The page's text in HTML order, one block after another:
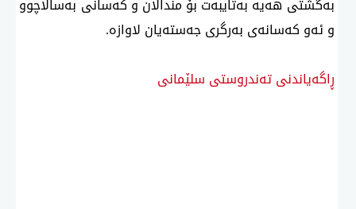
بەگشتی هەیە بەتایبەت بۆ منداڵان و كەسانی بەساڵاچوو
و ئەو كەسانەی بەرگری جەستەیان لاوازە.
ڕاگەیاندنی تەندروستی سلێمانی